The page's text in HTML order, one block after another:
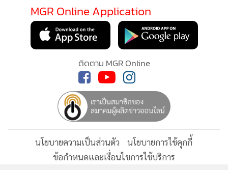
MGR Online Application
ติดตาม MGR Online
นโยบายความเป็นส่วนตัว
นโยบายการใช้คุกกี้
ข้อกำหนดและเงื่อนไขการใช้บริการ